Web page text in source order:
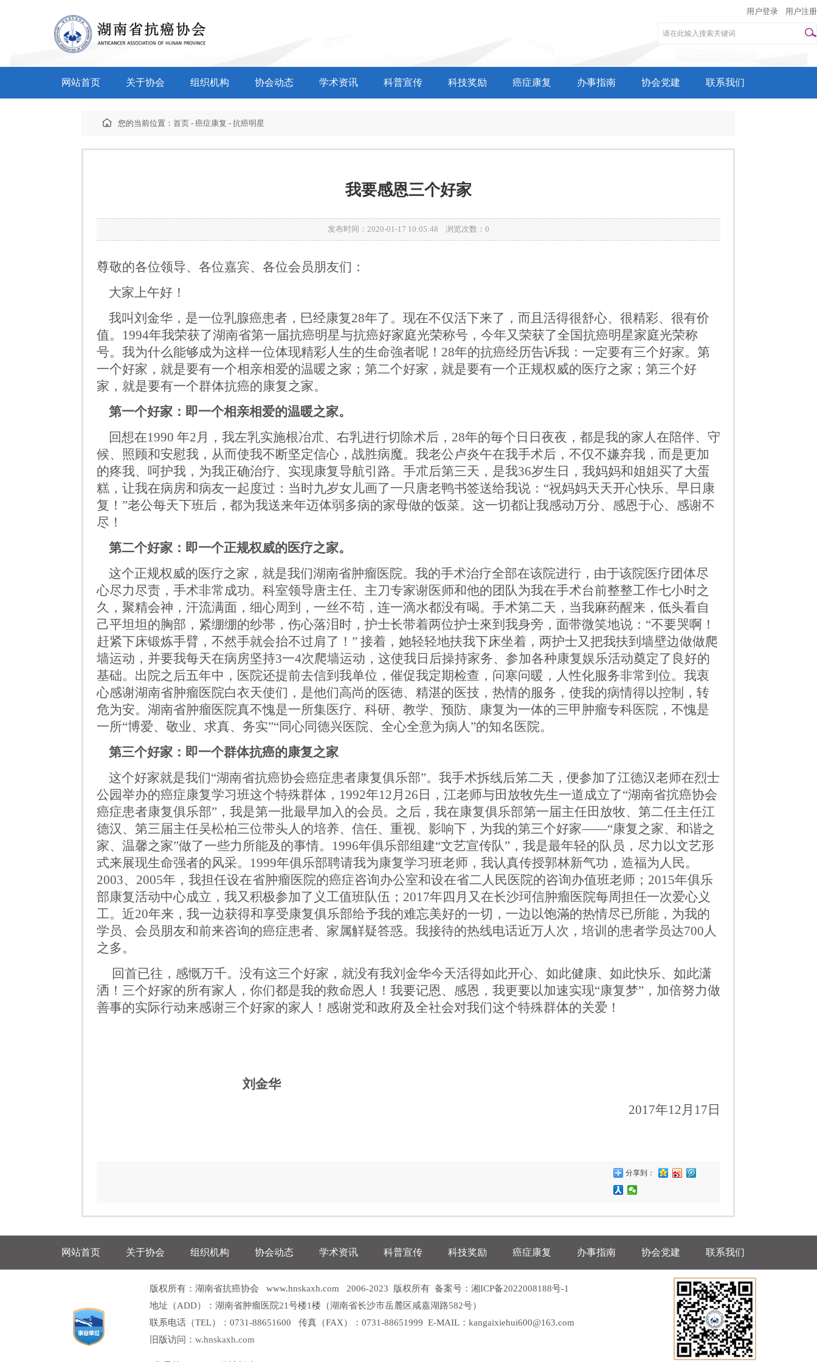
用户登录 用户注册
网站首页 关于协会 组织机构 协会动态 学术资讯 科普宣传 科技奖励 癌症康复 办事指南 协会党建 联系我们
您的当前位置：首页 -癌症康复 -抗癌明星
我要感恩三个好家
发布时间：2020-01-17 10:05:48 浏览次数： 0
尊敬的各位领导、各位嘉宾、各位会员朋友们：
大家上午好！
我叫刘金华，是一位乳腺癌患者，巳经康复28年了。现在不仅活下来了，而且活得很舒心、很精彩、很有价
值。 1994年我荣获了湖南省第一届抗癌明星与抗癌好家庭光荣称号，今年又荣获了全国抗癌明星家庭光荣称
号。我为什么能够成为这样一位体现精彩人生的生命強者呢！ 28年的抗癌经历告诉我：一定要有三个好家。第
一个好家，就是要有一个相亲相爱的温暖之家；第二个好家，就是要有一个正规权威的医疗之家；第三个好
家，就是要有一个群体抗癌的康复之家。
第一个好家：即一个相亲相爱的温暖之家。
回想在1990 年2月，我左乳实施根冶朮、右乳进行切除术后， 28年的毎个日日夜夜，都是我的家人在陪伴、守
候、照顾和安慰我，从而使我不断坚定信心，战胜病魔。我老公卢炎午在我手术后，不仅不嫌弃我，而是更加
的疼我、呵护我，为我正确治疗、实现康复导航引路。手朮后第三天，是我36岁生日，我妈妈和姐姐买了大蛋
糕，让我在病房和病友一起度过：当时九岁女儿画了一只唐老鸭书签送给我说： “祝妈妈天天开心快乐、早日康
复 ！”老公每天下班后，都为我送来年迈体弱多病的家母做的饭菜。这一切都让我感动万分、感恩于心、感谢不
尽！
第二个好家：即一个正规权威的医疗之家。
这个正规权威的医疗之家，就是我们湖南省肿瘤医院。我的手术治疗全部在该院进行，由于该院医疗团体尽
心尽力尽责，手术非常成功。科室领导唐主任、主刀专家谢医师和他的团队为我在手术台前整整工作七小时之
久，聚精会神，汗流满面，细心周到，一丝不苟，连一滴水都没有喝。手术第二天，当我麻药醒来，低头看自
己平坦坦的胸部，紧绷绷的纱帯 ，伤心落泪时，护士长带着两位护士來到我身旁，面带微笑地说： “不要哭啊！
赶紧下床锻炼手臂，不然手就会抬不过肩了！ ” 接着，她轻轻地扶我下床坐着，两护士又把我扶到墙壁边做做爬
墙运动，并要我每天在病房坚持3一4次爬墙运动，这使我日后操持家务、参加各种康复娱乐活动奠定了良好的
基础。出院之后五年中，医院还提前去信到我单位，催促我定期检查，问寒问暖，人性化服务非常到位。我衷
心感谢湖南省肿瘤医院白衣天使们，是他们高尚的医徳、精湛的医技，热情的服务，使我的病情得以控制，转
危为安。湖南省肿瘤医院真不愧是一所集医疗、科研、教学、预防、康复为一体的三甲肿瘤专科医院，不愧是
一所“博爱、敬业、求真、务实”“同心同德兴医院、全心全意为病人”的知名医院。
第三个好家：即一个群体抗癌的康复之家
这个好家就是我们“湖南省抗癌协会癌症患者康复俱乐部”。 我手术拆线后笫二天，便参加了江德汉老师在烈士
公园举办的癌症康复学习班这个特殊群体， 1992年12月 26 日，江老师与田放牧先生一道成立了“湖南省抭癌协会
癌症患者康复俱乐部”，我是第一批最早加入的会员。之后，我在康复俱乐部第一届主任田放牧、第二任主任江
德汉、第三届主任吴松柏三位带头人的培养、信任、重视、影响下，为我的第三个好家——“康复之家、和谐之
家、温馨之家”做了一些力所能及的事情。 1996年俱乐部组建“文艺宣传队”，我是最年轻的队员，尽力以文艺形
式来展现生命强者的风采。 1999年俱乐部聘请我为康复学习班老师，我认真传授郭林新气功，造福为人民。
2003、 2005年，我担任设在省肿瘤医院的癌症咨询办公室和设在省二人民医院的咨询办值班老师； 2015年俱乐
部康复活动中心成立，我又积极参加了义工值班队伍； 2017年四月又在长沙珂信肿瘤医院每周担任一次爱心义
工。近20年来，我一边获得和享受康复俱乐部给予我的难忘美好的一切，一边以饱滿的热情尽已所能，为我的
学员、会员朋友和前来咨询的癌症患者、家属觧疑答惑。我接待的热线电话近万人次，培训的患者学员达700人
之多。
回首已往，感慨万千。没有这三个好家，就没有我刘金华今天活得如此开心、如此健康、如此快乐、如此潇
洒！三个好家的所有家人，你们都是我的救命恩人！我要记恩、感恩，我更要以加速实现“康复梦”，加倍努力做
善事的实际行动来感谢三个好家的家人 ！感谢党和政府及全社会对我们这个特殊群体的关爱！
刘金华
2017年12月 17 日
分享到：
网站首页 关于协会 组织机构 协会动态 学术资讯 科普宣传 科技奖励 癌症康复 办事指南 协会党建 联系我们
版权所有：湖南省抗癌协会 www.hnskaxh.com 2006-2023 版权所有 备案号： 湘ICP备2022008188号-1
地址（ADD）：湖南省肿瘤医院21号楼1楼（湖南省长沙市岳麓区咸嘉湖路582号）
联系电话（TEL）：0731-88651600 传真（FAX）：0731-88651999 E-MAIL：kangaixiehui600@163.com
旧版访问： w.hnskaxh.com